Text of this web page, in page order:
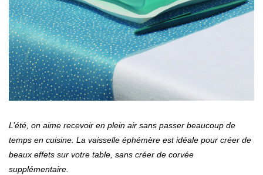
L’été, on aime recevoir en plein air sans passer beaucoup de
temps en cuisine. La vaisselle éphémère est idéale pour créer de
beaux effets sur votre table, sans créer de corvée
supplémentaire.